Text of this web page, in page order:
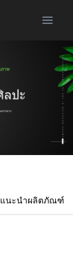
แนะนำผลิตภัณฑ์